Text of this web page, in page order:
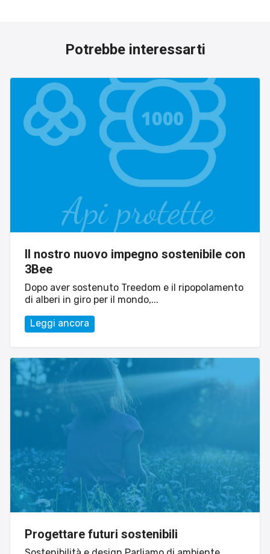
Sito web
Linvisibile
Settore tecnico, servizi e consulenze
Potrebbe interessarti
Il nostro nuovo impegno sostenibile con
3Bee
Dopo aver sostenuto Treedom e il ripopolamento
di alberi in giro per il mondo,...
Leggi ancora
Progettare futuri sostenibili